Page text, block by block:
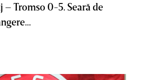
– Tromso 0-5. Seară de